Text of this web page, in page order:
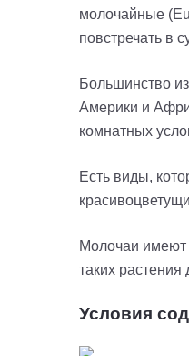
молочайные (
повстречать в
Большинство
Америки и
комнатных
Есть виды,
Молочаи имеют
таких
Условия